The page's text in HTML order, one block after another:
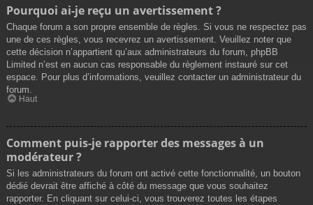
Pourquoi ai-je reçu un avertissement ?
Chaque forum a son propre ensemble de règles. Si vous ne respectez pas
une de ces règles, vous recevrez un avertissement. Veuillez noter que
cette décision n’appartient qu’aux administrateurs du forum, phpBB
Limited n’est en aucun cas responsable du règlement instauré sur cet
espace. Pour plus d’informations, veuillez contacter un administrateur du
forum.
Haut
Comment puis-je rapporter des messages à un
modérateur ?
Si les administrateurs du forum ont activé cette fonctionnalité, un bouton
dédié devrait être affiché à côté du message que vous souhaitez
rapporter. En cliquant sur celui-ci, vous trouverez toutes les étapes